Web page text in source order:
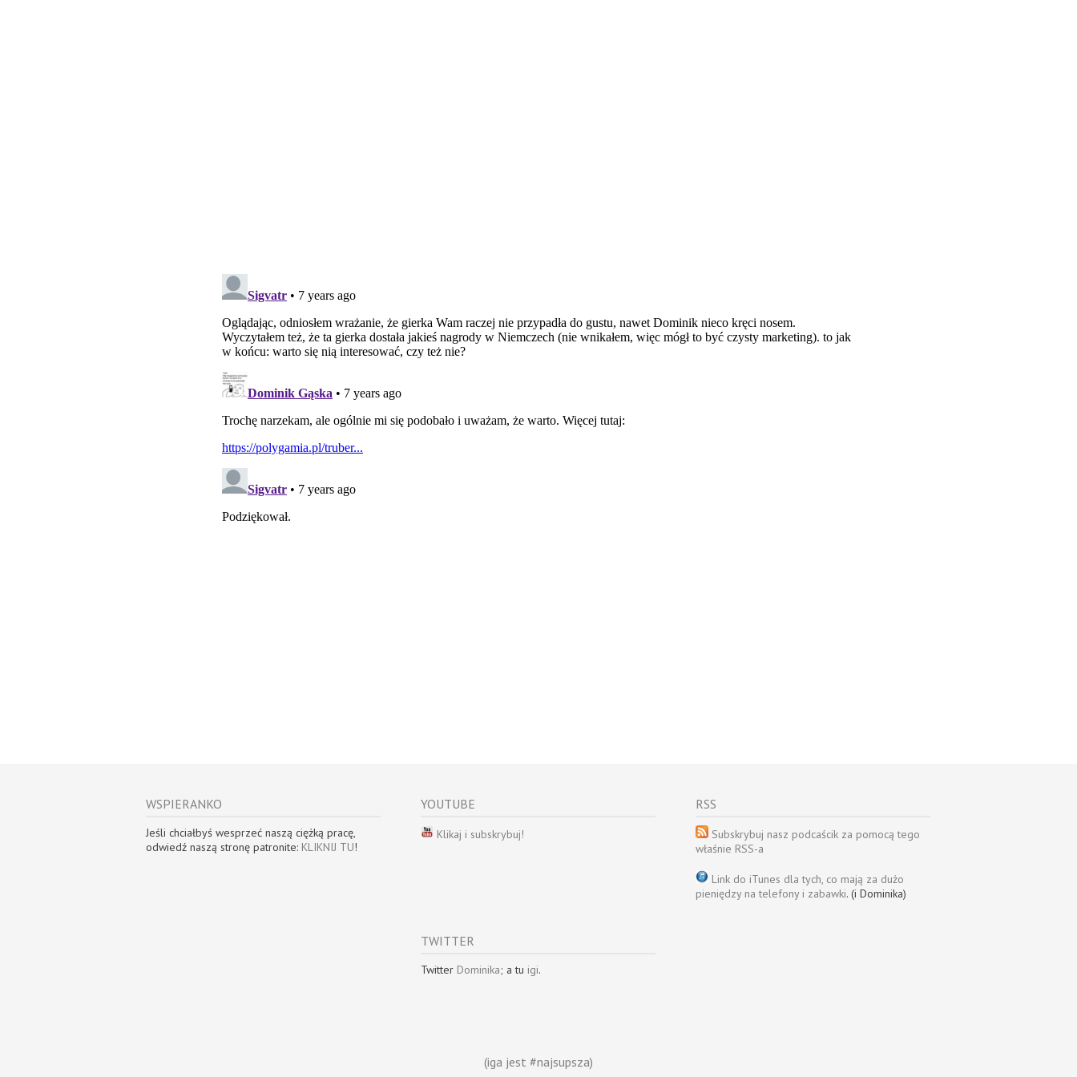
WSPIERANKO
Jeśli chciałbyś wesprzeć naszą ciężką pracę,
odwiedź naszą stronę patronite: KLIKNIJ TU!
YOUTUBE
Klikaj i subskrybuj!
RSS
Subskrybuj nasz podcaścik za pomocą tego
właśnie RSS-a
Link do iTunes dla tych, co mają za dużo
pieniędzy na telefony i zabawki. (i Dominika)
TWITTER
Twitter Dominika; a tu igi.
(iga jest #najsupsza)